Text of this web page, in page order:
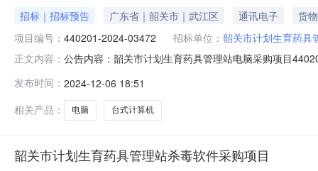
招标｜招标预告 广东省｜韶关市｜武江区 通讯电子
货物
项目编号： 440201-2024-03472 招标单位： 韶关市计划生育药具
正文内容： 公告内容：韶关市计划生育药具管理站电脑采购项目
0615:23:07发布人：韶关市计划生育药具管理站发布时
发布时间： 2024-12-06 18:51
相关产品：
电脑 台式计算机
韶关市计划生育药具管理站杀毒软件采购项目